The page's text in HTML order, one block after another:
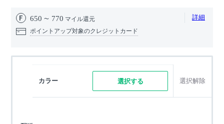
650 770 マイル還元 詳細
ポイントアップ対象のクレジットカード
カラー 選択する 選択解除